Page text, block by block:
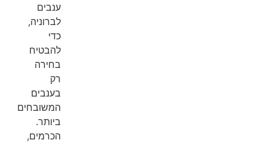
ענבים
לברוניה,
כדי
להבטיח
בחירה
רק
בענבים
המשובחים
ביותר.
הכרמים,